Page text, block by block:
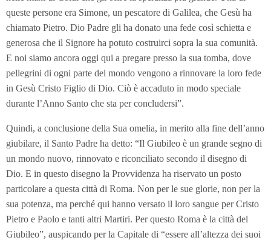
queste persone era Simone, un pescatore di Galilea, che Gesù ha
chiamato Pietro. Dio Padre gli ha donato una fede così schietta e
generosa che il Signore ha potuto costruirci sopra la sua comunità.
E noi siamo ancora oggi qui a pregare presso la sua tomba, dove
pellegrini di ogni parte del mondo vengono a rinnovare la loro fede
in Gesù Cristo Figlio di Dio. Ciò è accaduto in modo speciale
durante l’Anno Santo che sta per concludersi”.
Quindi, a conclusione della Sua omelia, in merito alla fine dell’anno
giubilare, il Santo Padre ha detto: “Il Giubileo è un grande segno di
un mondo nuovo, rinnovato e riconciliato secondo il disegno di
Dio. E in questo disegno la Provvidenza ha riservato un posto
particolare a questa città di Roma. Non per le sue glorie, non per la
sua potenza, ma perché qui hanno versato il loro sangue per Cristo
Pietro e Paolo e tanti altri Martiri. Per questo Roma è la città del
Giubileo”, auspicando per la Capitale di “essere all’altezza dei suoi